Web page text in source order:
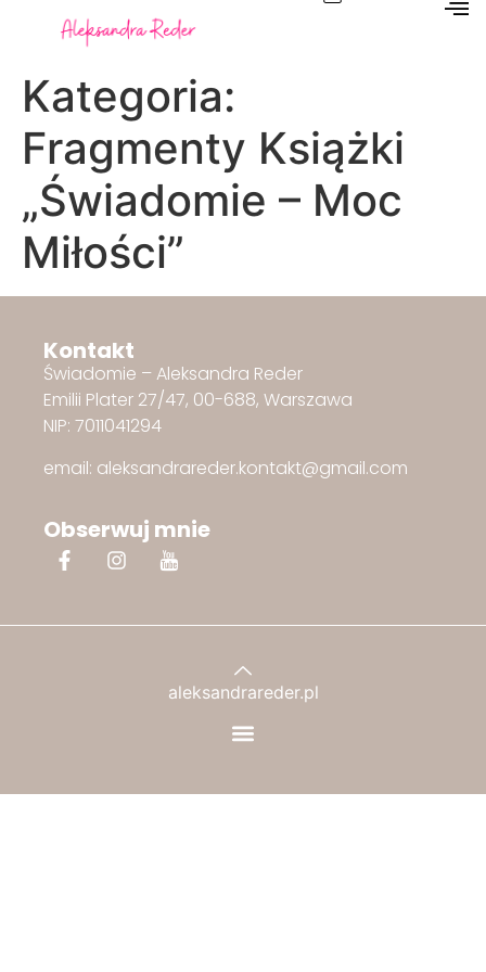
Kategoria:
Fragmenty Książki
„Świadomie – Moc
Miłości”
Kontakt
Świadomie – Aleksandra Reder
Emilii Plater 27/47, 00-688, Warszawa
NIP: 7011041294
email: aleksandrareder.kontakt@gmail.com
Obserwuj mnie
aleksandrareder.pl